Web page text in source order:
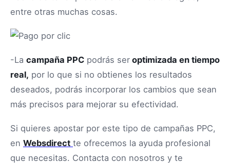
entre otras muchas cosas.
-La campaña PPC podrás ser optimizada en tiempo
real, por lo que si no obtienes los resultados
deseados, podrás incorporar los cambios que sean
más precisos para mejorar su efectividad.
Si quieres apostar por este tipo de campañas PPC,
en Websdirect te ofrecemos la ayuda profesional
que necesitas. Contacta con nosotros y te